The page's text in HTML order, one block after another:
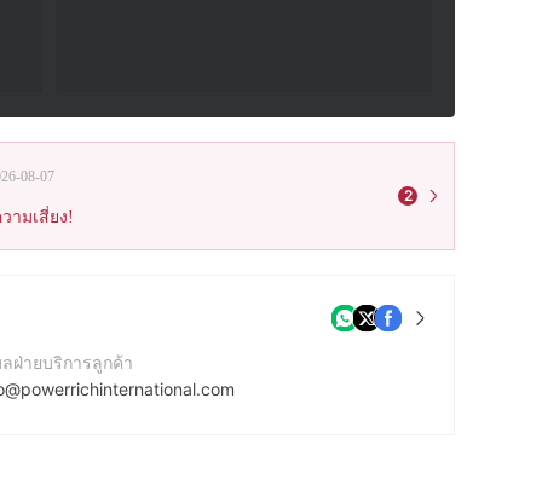
08-07
ามเสี่ยง!
2
ลฝ่ายบริการลูกค้า